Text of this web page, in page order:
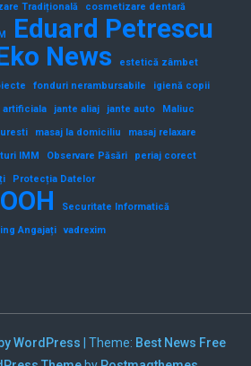
Tradițională cosmetizare dentară
Eduard Petrescu
News
estetică zâmbet
fonduri nerambursabile
igienă copii
artificiala jante aliaj jante auto
Maliuc
masaj la domiciliu
masaj relaxare
IMM Observare Păsări
periaj corect
Protecția Datelor
Securitate Informatică
Angajați vadrexim
WordPress Theme: Best News Free